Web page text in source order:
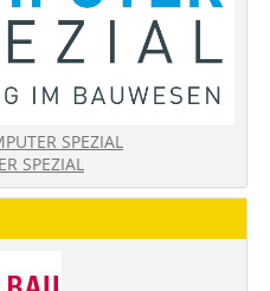
SPEZIAL
SPEZIAL